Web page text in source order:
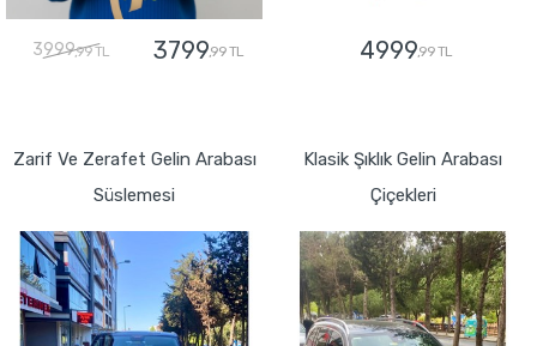
3999,99 TL 3799,99 TL 4999,99 TL
Zarif Ve Zerafet Gelin Arabası
Süslemesi
Klasik Şıklık Gelin Arabası
Çiçekleri